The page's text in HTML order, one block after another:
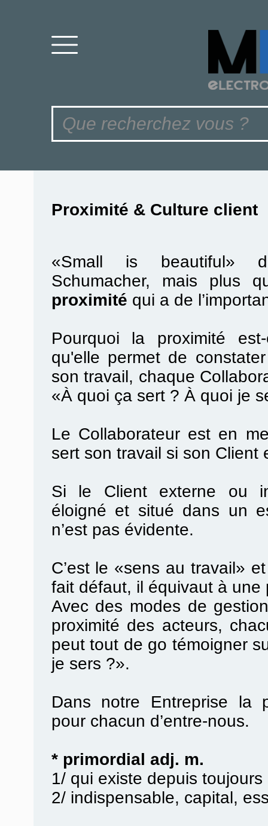
Proximité & Culture client
«Small is beautiful»
Schumacher, mais plus
proximité qui a de
Pourquoi la proximité
qu'elle permet de
son travail, chaque
«À quoi ça sert ? À quoi je
Le Collaborateur est en
sert son travail si son Client
Si le Client externe ou
éloigné et situé dans un
n’est pas évidente.
C’est le «sens au travail»
fait défaut, il équivaut à une
Avec des modes de
proximité des acteurs,
peut tout de go témoigner
je sers ?».
Dans notre Entreprise la
pour chacun d’entre-nous.
* primordial adj. m.
1/ qui existe depuis toujours
2/ indispensable, capital,